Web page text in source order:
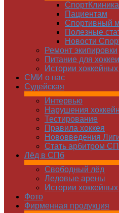
СпортКлиника
Пациентам
Спортивный
Полезные
Новости
Ремонт экипировки
Питание для
Истории
СМИ о нас
Судейская
Интервью
Нарушения
Тестирование
Правила хоккея
Нововведения
Стать арбитром
Лёд в СПб
Свободный лёд
Ледовые арены
Истории
Фото
Фирменная продукция